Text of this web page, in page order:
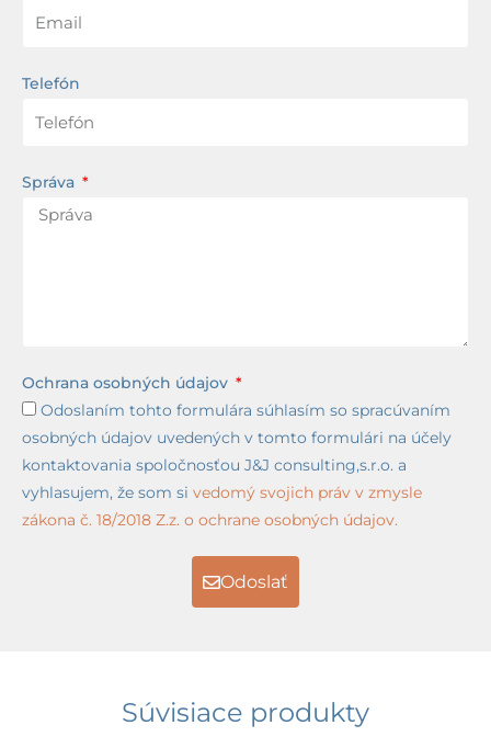
Telefón
Správa
Ochrana osobných údajov
Odoslaním tohto formulára súhlasím so spracúvaním
osobných údajov uvedených v tomto formulári na účely
kontaktovania spoločnosťou J&J consulting,s.r.o. a
vyhlasujem, že som si vedomý svojich práv v zmysle
zákona č. 18/2018 Z.z. o ochrane osobných údajov.
Odoslať
Súvisiace produkty